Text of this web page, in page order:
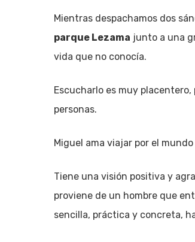
Hit enter to search or ESC to
Mientras despachamos dos
parque Lezama junto a una
vida que no conocía.
Escucharlo es muy
personas.
Miguel ama viajar por el
Tiene una visión positiva y
proviene de un hombre que
sencilla, práctica y concreta,